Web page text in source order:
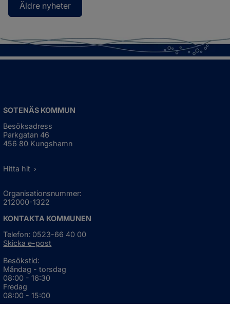
Äldre nyheter
SOTENÄS KOMMUN
Besöksadress
Parkgatan 46
456 80 Kungshamn
Hitta hit
Organisationsnummer:
212000-1322
KONTAKTA KOMMUNEN
Telefon: 0523-66 40 00
Skicka e-post
Besökstid:
Måndag - torsdag
08:00 - 16:30
Fredag
08:00 - 15:00